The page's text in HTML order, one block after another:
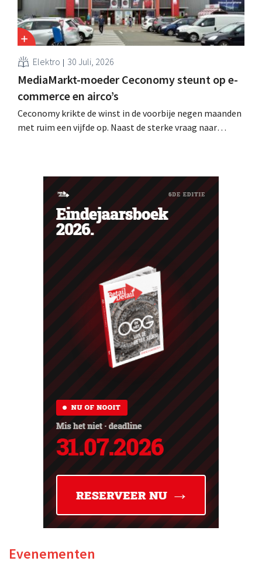
Elektro 30 Juli, 2026
MediaMarkt-moeder Ceconomy steunt op e-
commerce en airco’s
Ceconomy krikte de winst in de voorbije negen maanden
met ruim een vijfde op. Naast de sterke vraag naar
Evenementen